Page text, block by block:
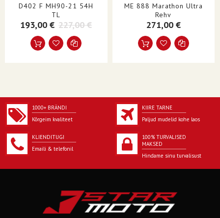
KÜLJESEIN
Must külgsein
D402 F MH90-21 54H
TL
193,00 € 227,00 €
ME 888 Marathon Ultra
Rehv
271,00 €
1000+ BRÄNDI
Kõrgeim kvaliteet
KIIRE TARNE
Paljud mudelid kohe laos
KLIENDITUGI
Emaili & telefonil
100% TURVALISED
MAKSED
Hindame sinu turvalisust